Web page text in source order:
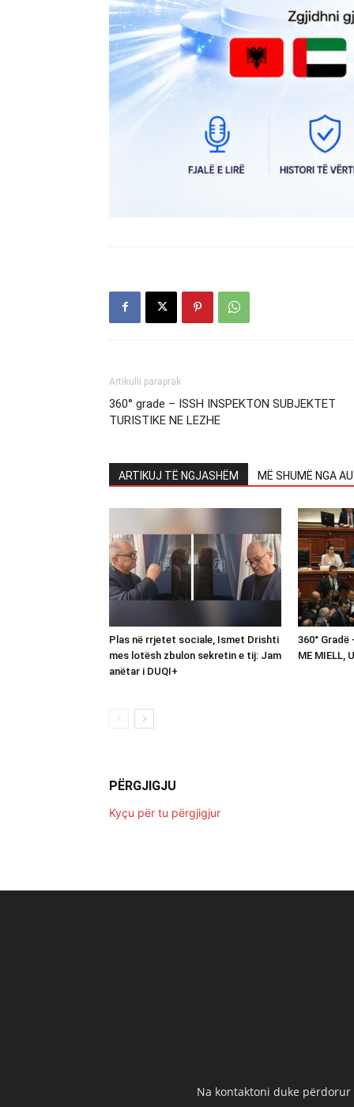
Artikulli paraprak
360° grade – ISSH INSPEKTON SUBJEKTET
TURISTIKE NE LEZHE
ARTIKUJ TË NGJASHËM MË SHUMË NGA
Plas në rrjetet sociale, Ismet Drishti
mes lotësh zbulon sekretin e tij: Jam
anëtar i DUQI+
360° Gradë
ME MIELL,
PËRGJIGJU
Kyçu për tu përgjigjur
Na kontaktoni duke përdorur